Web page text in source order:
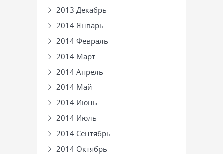
2013 Декабрь
2014 Январь
2014 Февраль
2014 Март
2014 Апрель
2014 Май
2014 Июнь
2014 Июль
2014 Сентябрь
2014 Октябрь